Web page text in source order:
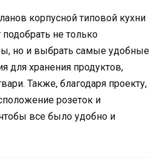
корпусной типовой кухни
не только
но и выбрать самые удобные
для хранения продуктов,
Также, благодаря проекту,
розеток и
все было удобно и